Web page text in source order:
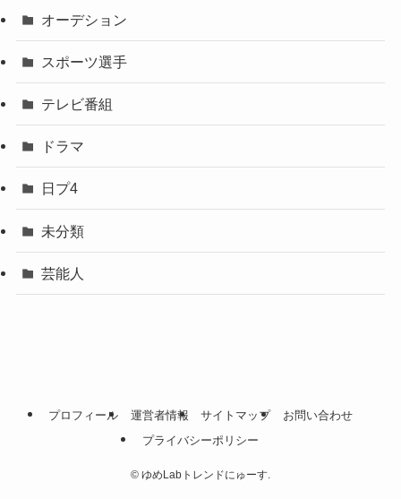
オーデション
スポーツ選手
テレビ番組
ドラマ
日プ4
未分類
芸能人
プロフィール 運営者情報 サイトマップ
お問い合わせ
プライバシーポリシー
© ゆめLabトレンドにゅーす.